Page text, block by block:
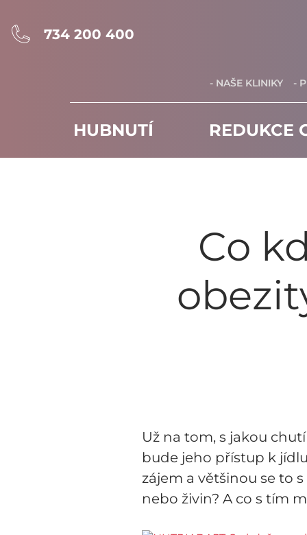
734 200 400
- NAŠE KLINIKY -
HUBNUTÍ REDUKCE
Co
Už na tom, s jakou
bude jeho přístup k
zájem a většinou se to
nebo živin? A co s tím